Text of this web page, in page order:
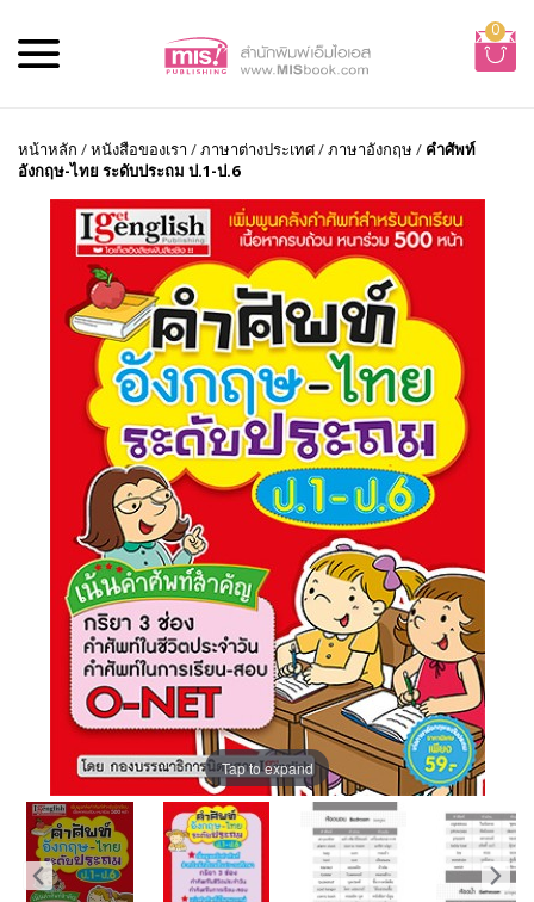
0
หน้าหลัก /หนังสือของเรา /ภาษาต่างประเทศ/ภาษาอังกฤษ / คำศัพท์
อังกฤษ-ไทย ระดับประถม ป.1-ป.6
Tap to expand